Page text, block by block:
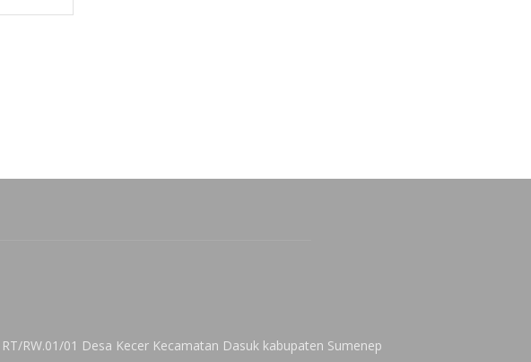
RW.01/01 Desa Kecer Kecamatan Dasuk kabupaten Sumenep